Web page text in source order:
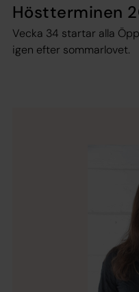
Höstterminen
Vecka 34 startar alla
igen efter sommarlovet.